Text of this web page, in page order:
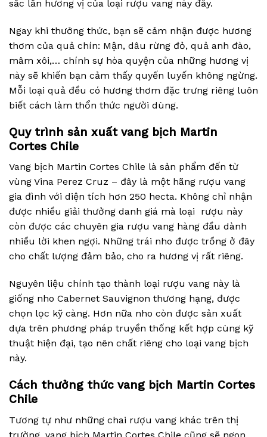
sắc lẫn hương vị của loại rượu vang này đấy.
Ngay khi thưởng thức, bạn sẽ cảm nhận được hương
thơm của quả chín: Mận, dâu rừng đỏ, quả anh đào,
mâm xôi,… chính sự hòa quyện của những hương vị
này sẽ khiến bạn cảm thấy quyến luyến không ngừng.
Mỗi loại quả đều có hương thơm đặc trưng riêng luôn
biết cách làm thổn thức người dùng.
Quy trình sản xuất vang bịch Martin
Cortes Chile
Vang bịch Martin Cortes Chile là sản phẩm đến từ
vùng Vina Perez Cruz – đây là một hãng rượu vang
gia đình với diện tích hơn 250 hecta. Không chỉ nhận
được nhiều giải thưởng danh giá mà loại rượu này
còn được các chuyên gia rượu vang hàng đầu dành
nhiều lời khen ngợi. Những trái nho được trồng ở đây
cho chất lượng đảm bảo, cho ra hương vị rất riêng.
Nguyên liệu chính tạo thành loại rượu vang này là
giống nho Cabernet Sauvignon thương hạng, được
chọn lọc kỹ càng. Hơn nữa nho còn được sản xuất
dựa trên phương pháp truyền thống kết hợp cùng kỹ
thuật hiện đại, tạo nên chất riêng cho loại vang bịch
này.
Cách thưởng thức vang bịch Martin Cortes
Chile
Tương tự như những chai rượu vang khác trên thị
trường, vang bịch Martin Cortes Chile cũng sẽ ngon